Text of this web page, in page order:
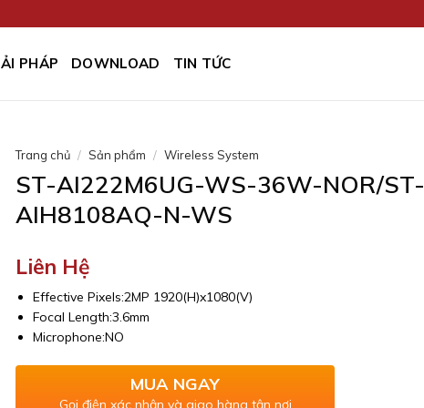
PHÁP DOWNLOAD TIN TỨC
Trang chủ / Sản phẩm / Wireless System
ST-AI222M6UG-WS-36W-NOR/ST-
AIH8108AQ-N-WS
Liên Hệ
Effective Pixels:2MP 1920(H)x1080(V)
Focal Length:3.6mm
Microphone:NO
MUA NGAY
Gọi điện xác nhận và giao hàng tận nơi